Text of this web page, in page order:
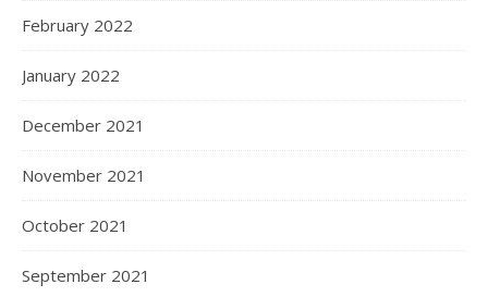
February 2022
January 2022
December 2021
November 2021
October 2021
September 2021